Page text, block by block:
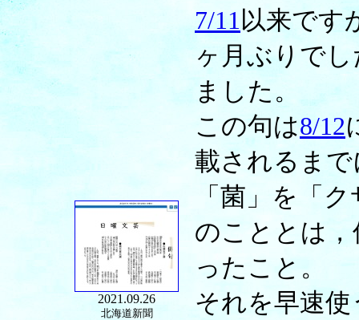
2021.09.26
北海道新聞
7/11 以来です
ヶ月ぶりで
ました。
この句は8/12
載されるま
「菌」を「
のこととは
ったこと。
それを早速